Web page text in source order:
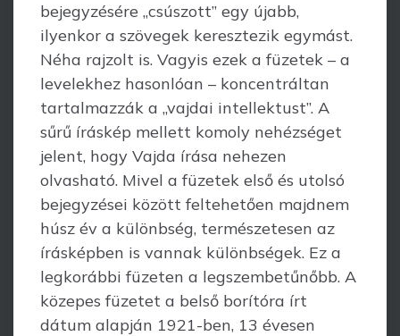
bejegyzésére „csúszott” egy újabb,
ilyenkor a szövegek keresztezik egymást.
Néha rajzolt is. Vagyis ezek a füzetek – a
levelekhez hasonlóan – koncentráltan
tartalmaz­zák a „vajdai intel­lektust”. A
sűrű íráskép mellett komoly nehézséget
jelent, hogy Vajda írása nehezen
olvasható. Mivel a füzetek első és utolsó
bejegyzései között feltehetően majdnem
húsz év a különbség, természetesen az
írásképben is vannak különbségek. Ez a
legkorábbi füzeten a legszembetűnőbb. A
közepes füzetet a belső borítóra írt
dátum alapján 1921-ben, 13 évesen